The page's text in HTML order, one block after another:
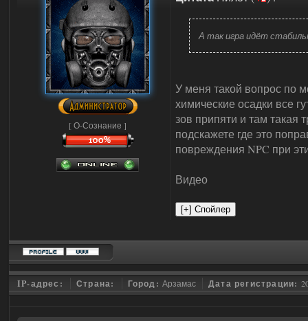
[ О-Сознание ]
А так игра идёт
У меня такой вопрос по
химические осадки все
зов припяти и там такая
подскажете где это
повреждения NPC при
Видео
IP-адрес: Страна: Город:Арзамас Дата регистрации: